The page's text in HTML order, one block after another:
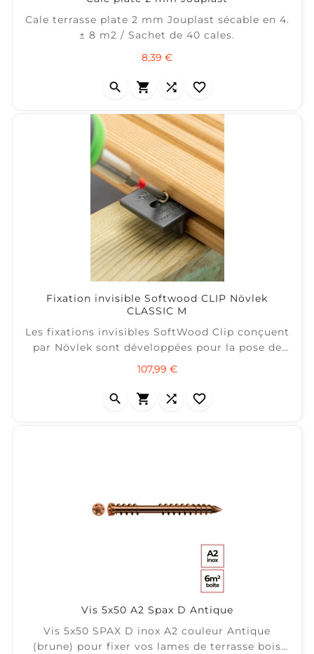
Cale terrasse plate 2 mm Jouplast sécable en 4.
± 8 m2 / Sachet de 40 cales.
8,39 €Prix
   
Fixation invisible Softwood CLIP Növlek
CLASSIC M
Les fixations invisibles SoftWood Clip conçuent
par Növlek sont développées pour la pose de
terrasses et bardages en bois tendre comme le
pin, Douglas, Mélèze, frêne thermo-chauffé,
Accoya, Kebony, bambou...
107,99 €Prix
   
Vis 5x50 A2 Spax D Antique
Vis 5x50 SPAX D inox A2 couleur Antique
(brune) pour fixer vos lames de terrasse bois